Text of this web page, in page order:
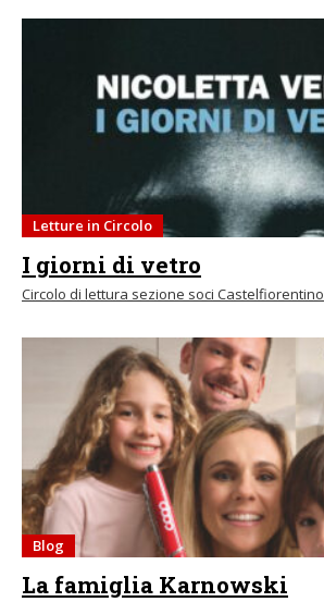
Letture in Circolo
I giorni di vetro
Circolo di lettura sezione soci Castelfiorentino
Blog
La famiglia Karnowski